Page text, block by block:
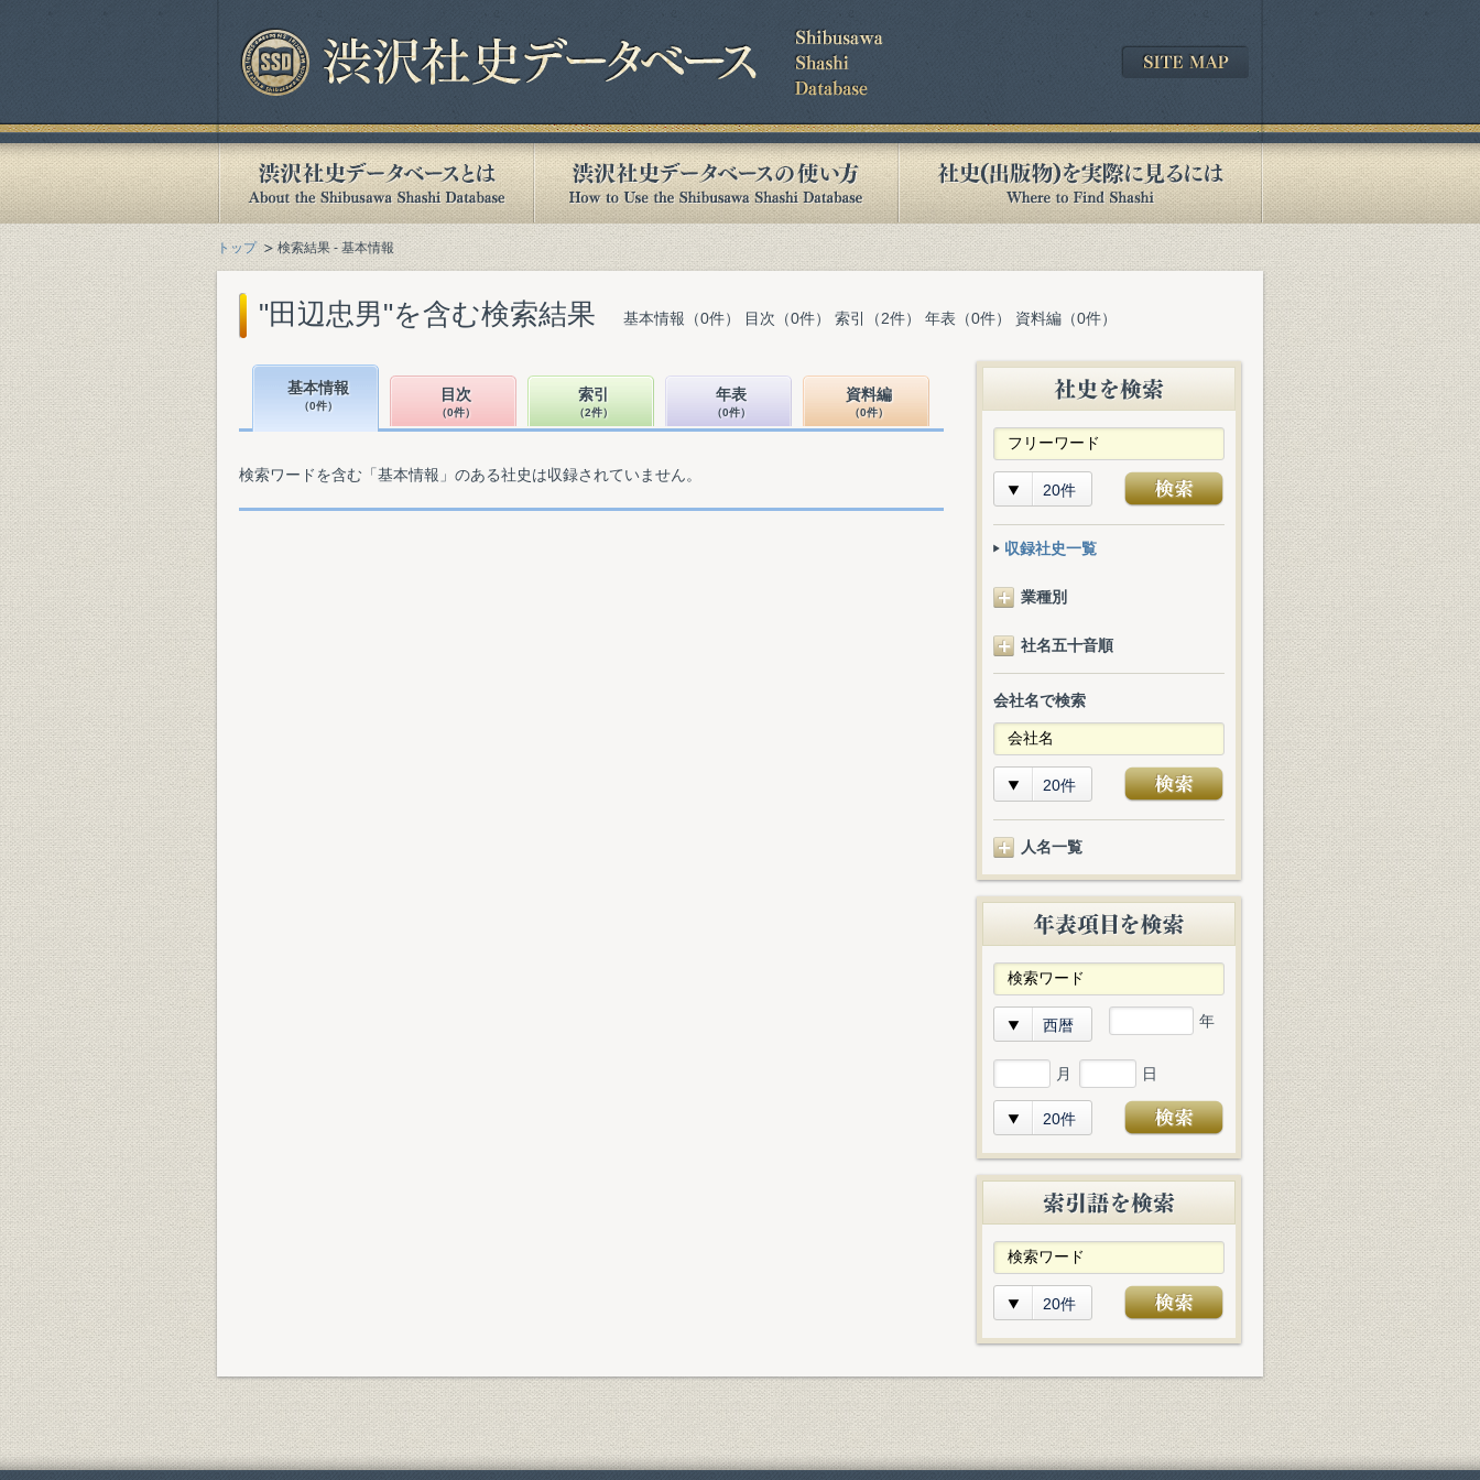
トップ 検索結果 - 基本情報
"田辺忠男"を含む検索結果 基本情報（0件） 目次（0件） 索引（2件） 年表（0件） 資料編（0件）
基本情報
（0件）
目次
（0件）
索引
（2件）
年表
（0件）
資料編
（0件）
検索ワードを含む「基本情報」のある社史は収録されていません。
20件
収録社史一覧
業種別
社名五十音順
会社名で検索
20件
人名一覧
西暦 年
月 日
20件
20件